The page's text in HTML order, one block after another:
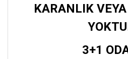
KARANLIK
3+1